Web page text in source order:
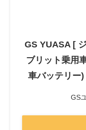
GS YUASA [
ブリット乗用
車バッテリー
GS